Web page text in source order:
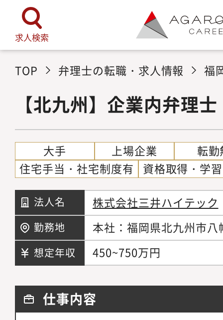
求人検索
TOP 弁理士の転職・求人情報 福
【北九州】企業内弁理士
大手 上場企業
転勤
住宅手当・社宅制度有
資格取得・学
法人名 株式会社三井ハイテック
勤務地 本社：福岡県北九州市
想定年収 450~750万円
仕事内容